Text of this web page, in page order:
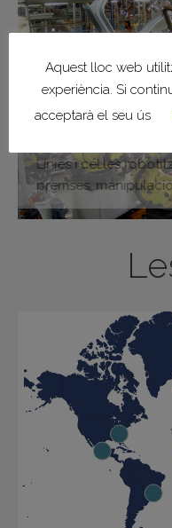
Línies i cel.les
premses,
Aquest lloc web
experiència. Si
acceptarà el seu ús